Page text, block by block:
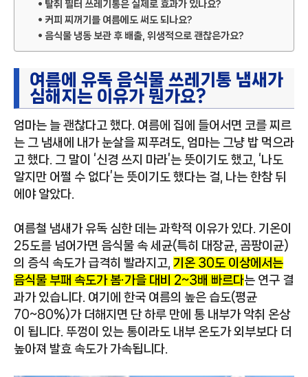
탈취 필터 쓰레기통은 실제로 효과가 있나요?
커피 찌꺼기를 여름에도 써도 되나요?
음식물 냉동 보관 후 배출, 위생적으로 괜찮은가요?
여름에 유독 음식물 쓰레기통 냄새가
심해지는 이유가 뭔가요?
엄마는 늘 괜찮다고 했다. 여름에 집에 들어서면 코를 찌르
는 그 냄새에 내가 눈살을 찌푸려도, 엄마는 그냥 밥 먹으라
고 했다. 그 말이 ‘신경 쓰지 마라’는 뜻이기도 했고, ‘나도
알지만 어쩔 수 없다’는 뜻이기도 했다는 걸, 나는 한참 뒤
에야 알았다.
여름철 냄새가 유독 심한 데는 과학적 이유가 있다. 기온이
25도를 넘어가면 음식물 속 세균(특히 대장균, 곰팡이균)
의 증식 속도가 급격히 빨라지고, 기온 30도 이상에서는
음식물 부패 속도가 봄·가을 대비 2~3배 빠르다는 연구 결
과가 있습니다. 여기에 한국 여름의 높은 습도(평균
70~80%)가 더해지면 단 하루 만에 통 내부가 악취 온상
이 됩니다. 뚜껑이 있는 통이라도 내부 온도가 외부보다 더
높아져 발효 속도가 가속됩니다.